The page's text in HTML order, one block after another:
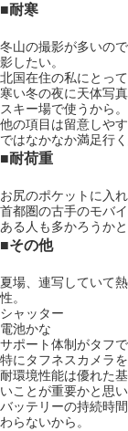
■耐寒
冬山の撮影が多いの
影したい。
北国在住の私にとっ
寒い冬の夜に天体写真
スキー場で使うから。
他の項目は留意しや
ではなかなか満足行
■耐荷重
お尻のポケットに入
首都圏の古手のモバ
ある人も多かろうかと
■その他
夏場、連写していて
性。
シャッター
電池かな
サポート体制がタフで
特にタフネスカメラ
耐環境性能は優れた
いことが重要かと思い
バッテリーの持続時
わらないから。